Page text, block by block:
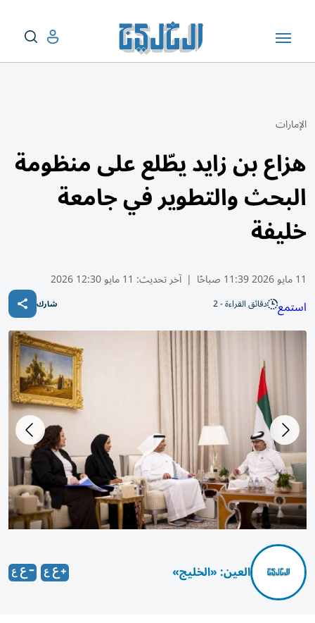
الإمارات
هزاع بن زايد يطّلع على منظومة
البحث والتطوير في جامعة
خليفة
11 مايو 2026 11:39 صباحًا | آخر تحديث: 11 مايو 12:30 2026
استمع دقائق القراءة - 2 شارك
العين: «الخليج»